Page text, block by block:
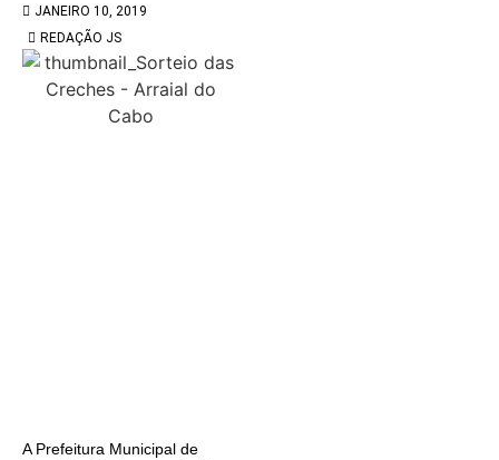
JANEIRO 10, 2019
REDAÇÃO JS
A Prefeitura Municipal de